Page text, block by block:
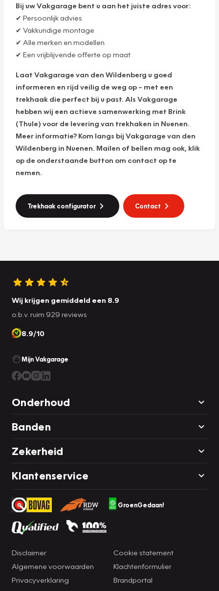
Bij uw Vakgarage bent u aan het juiste adres voor:
✔ Persoonlijk advies
✔ Vakkundige montage
✔ Alle merken en modellen
✔ Een vrijblijvende offerte op maat
Laat Vakgarage van den Wildenberg u goed
informeren en rijd veilig de weg op – met een
trekhaak die perfect bij u past. Als Vakgarage
hebben wij een actieve samenwerking met Brink
(Thule) voor de levering van trekhaken in Nuenen.
Meer informatie? Kom langs bij Vakgarage van den
Wildenberg in Nuenen. Mailen of bellen mag ook, klik
op de onderstaande button om contact op te
nemen.
Trekhaak configurator Contact
Wij krijgen gemiddeld een 8.9
o.b.v. ruim 929 reviews
8.9/10
Mijn Vakgarage
Onderhoud
Banden
Zekerheid
Klantenservice
GroenGedaan!
Disclaimer
Algemene voorwaarden
Privacyverklaring
Cookie statement
Klachtenformulier
Brandportal